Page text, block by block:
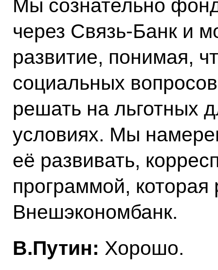
Мы сознательно
через Связь-Банк и
развитие, понимая,
социальных
решать на льготных
условиях. Мы
её развивать,
программой, которая
Внешэкономбанк.
В.Путин: Хорошо.